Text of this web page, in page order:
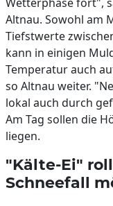
Altnau. Sowohl am
Tiefstwerte
kann in einigen
Temperatur auch
so Altnau weiter.
lokal auch durch
Am Tag sollen die
liegen.
"Kälte-Ei"
Schneefall